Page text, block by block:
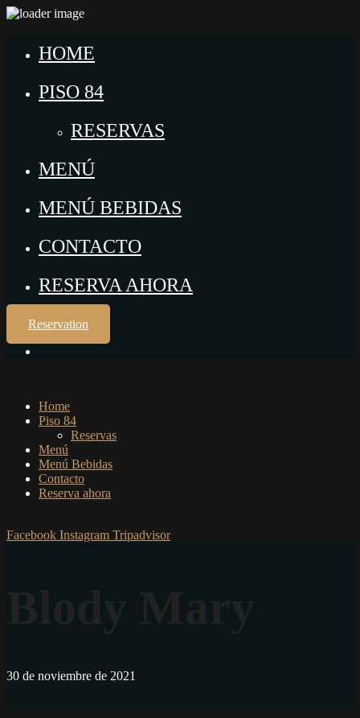
HOME
PISO 84
RESERVAS
MENÚ
MENÚ BEBIDAS
CONTACTO
RESERVA AHORA
Reservation
Home
Piso 84
Reservas
Menú
Menú Bebidas
Contacto
Reserva ahora
Facebook Instagram Tripadvisor
Blody Mary
30 de noviembre de 2021